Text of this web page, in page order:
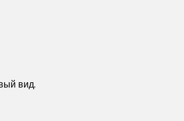
вид.